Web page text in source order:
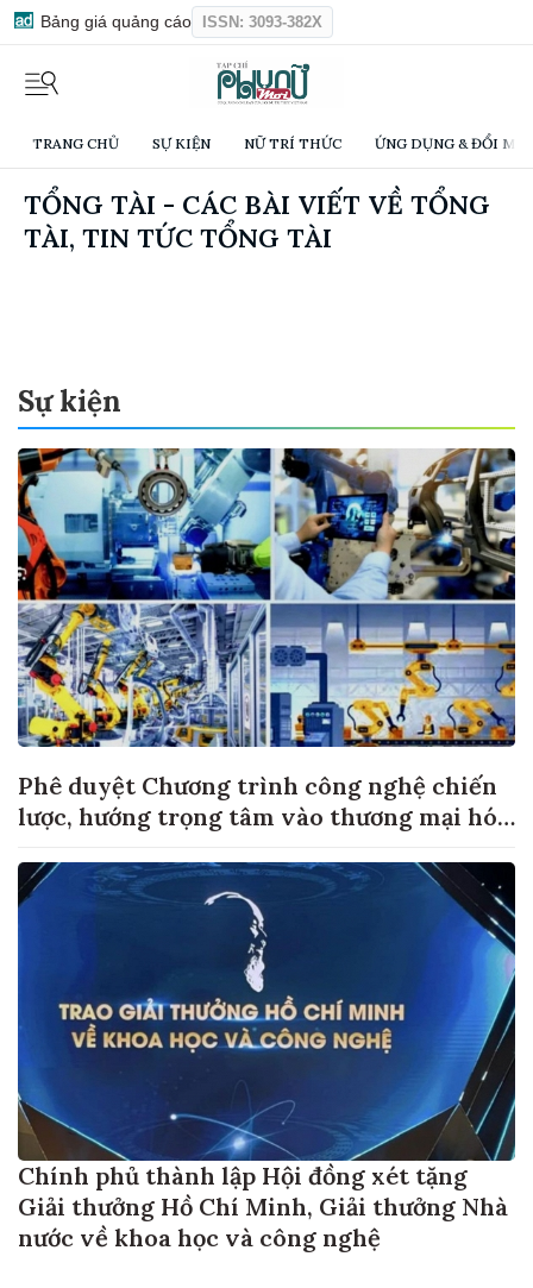
Bảng giá quảng cáo ISSN: 3093-382X
TRANG CHỦ SỰ KIỆN NỮ TRÍ THỨC ỨNG DỤNG & ĐỔI
TỔNG TÀI - CÁC BÀI VIẾT VỀ TỔNG
TÀI, TIN TỨC TỔNG TÀI
Sự kiện
Phê duyệt Chương trình công nghệ chiến
lược, hướng trọng tâm vào thương mại hóa
Chính phủ thành lập Hội đồng xét tặng
Giải thưởng Hồ Chí Minh, Giải thưởng Nhà
nước về khoa học và công nghệ